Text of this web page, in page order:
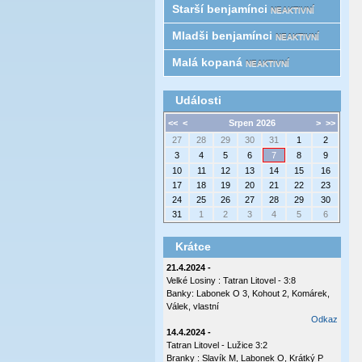
Starší benjamínci NEAKTIVNÍ
Mladši benjamínci NEAKTIVNÍ
Malá kopaná NEAKTIVNÍ
Události
<< < > >>
Srpen 2026
27
28 29 30 31 1
2
3
4 5 6 7 8
9
10
11 12 13 14 15
16
17
18 19 20 21 22
23
24
25 26 27 28 29
30
31
1 2 3 4 5 6
Krátce
21.4.2024 -
Velké Losiny : Tatran Litovel - 3:8
Banky: Labonek O 3, Kohout 2, Komárek,
Válek, vlastní
Odkaz
14.4.2024 -
Tatran Litovel - Lužice 3:2
Branky : Slavík M, Labonek O, Krátký P